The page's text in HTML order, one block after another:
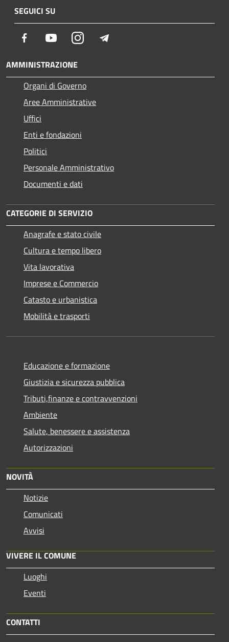
SEGUICI SU
Facebook YoutubeInstagram
AMMINISTRAZIONE
Organi di Governo
Aree Amministrative
Uffici
Enti e fondazioni
Politici
Personale Amministrativo
Documenti e dati
CATEGORIE DI SERVIZIO
Anagrafe e stato civile
Cultura e tempo libero
Vita lavorativa
Imprese e Commercio
Catasto e urbanistica
Mobilità e trasporti
Educazione e formazione
Giustizia e sicurezza pubblica
Tributi,finanze e contravvenzioni
Ambiente
Salute, benessere e assistenza
Autorizzazioni
NOVITÀ
Notizie
Comunicati
Avvisi
VIVERE IL COMUNE
Luoghi
Eventi
CONTATTI